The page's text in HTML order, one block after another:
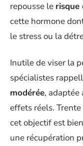
repousse le risque
cette hormone
le stress ou la
Inutile de viser la
spécialistes
modérée, adaptée
effets réels.
cet objectif est
une récupération